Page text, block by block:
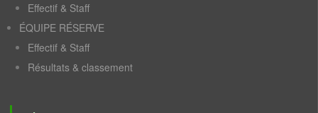
Effectif & Staff
ÉQUIPE RÉSERVE
Effectif & Staff
Résultats & classement